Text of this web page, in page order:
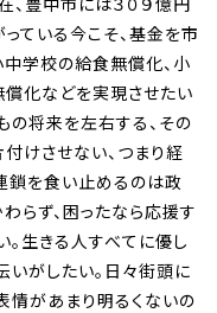
ている今こそ、基金を市
中学校の給食無償化、小
化などを実現させたい
の将来を左右する、その
けさせない、つまり経
鎖を食い止めるのは政
らず、困ったなら応援す
。生きる人すべてに優し
いがしたい。日々街頭に
情があまり明るくないの